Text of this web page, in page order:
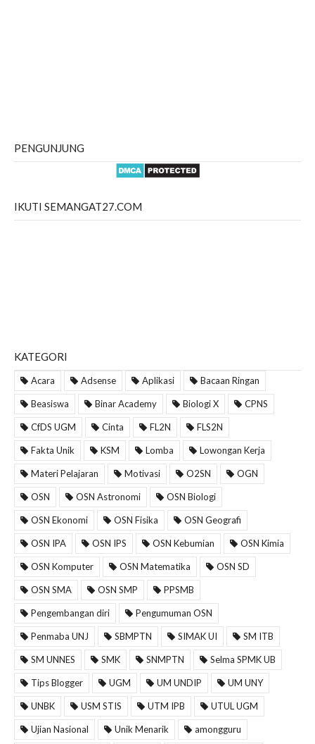
PENGUNJUNG
IKUTI SEMANGAT27.COM
KATEGORI
Acara Adsense Aplikasi Bacaan Ringan
Beasiswa Binar Academy Biologi X CPNS
CfDS UGM Cinta FL2N FLS2N
Fakta Unik KSM Lomba Lowongan Kerja
Materi Pelajaran Motivasi O2SN OGN
OSN OSN Astronomi OSN Biologi
OSN Ekonomi OSN Fisika OSN Geografi
OSN IPA OSN IPS OSN Kebumian OSN Kimia
OSN Komputer OSN Matematika OSN SD
OSN SMA OSN SMP PPSMB
Pengembangan diri Pengumuman OSN
Penmaba UNJ SBMPTN SIMAK UI SM ITB
SM UNNES SMK SNMPTN Selma SPMK UB
Tips Blogger UGM UM UNDIP UM UNY
UNBK USM STIS UTM IPB UTUL UGM
Ujian Nasional Unik Menarik amongguru